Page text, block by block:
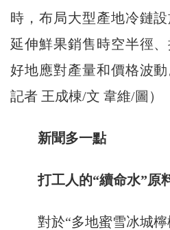
時，布局大型產地冷鏈
延伸鮮果銷售時空半徑
好地應對產量和價格波
記者 王成棟/文 韋維/圖）
新聞多一點
打工人的“續命水”原
對於“多地蜜雪冰城檸